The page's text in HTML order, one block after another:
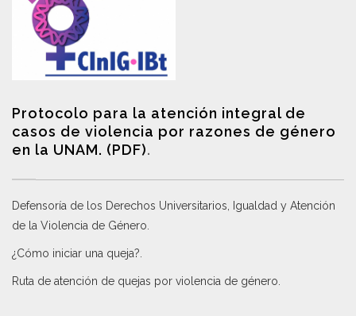
Protocolo para la atención integral de
casos de violencia por razones de género
en la UNAM. (PDF).
Defensoría de los Derechos Universitarios, Igualdad y Atención
de la Violencia de Género
¿Cómo iniciar una queja?
Ruta de atención de quejas por violencia de género